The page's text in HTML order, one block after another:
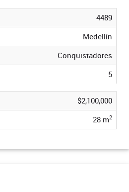
4489
Medellín
Conquistadores
5
$2,100,000
28 m2